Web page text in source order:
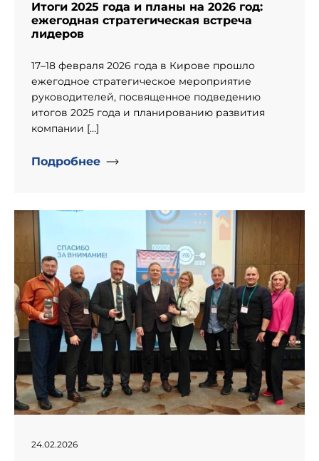
Итоги 2025 года и планы на 2026 год:
ежегодная стратегическая встреча
лидеров
17–18 февраля 2026 года в Кирове прошло
ежегодное стратегическое мероприятие
руководителей, посвященное подведению
итогов 2025 года и планированию развития
компании […]
Подробнее
" alt="День рождение компании «Информпроект».">
24.02.2026